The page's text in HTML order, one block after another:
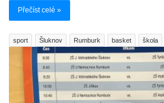
Přečíst celé »
sport Šluknov Rumburk basket škola